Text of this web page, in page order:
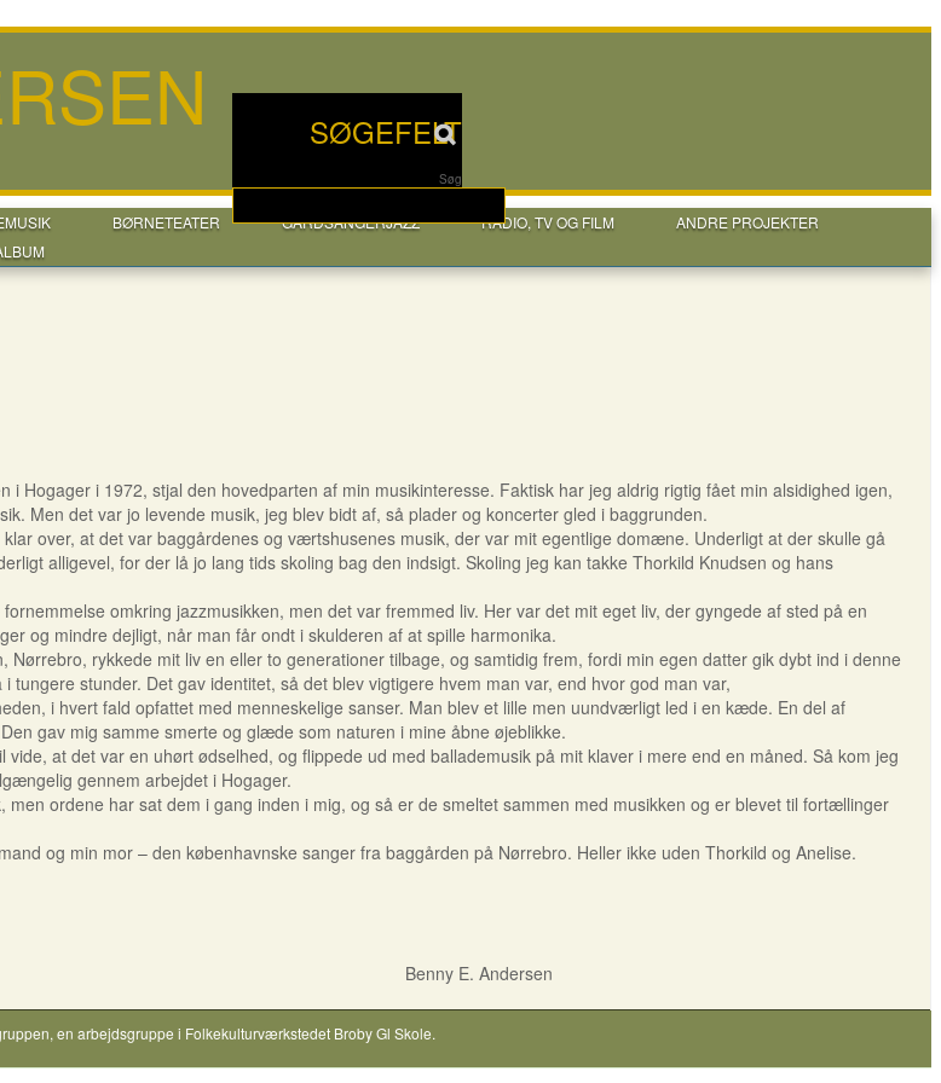
SØGEFELT
Søg
BØRNETEATER GÅRDSANGERJAZZ RADIO, TV OG FILM
ANDRE PROJEKTER
Hogager i 1972, stjal den hovedparten af min musikinteresse. Faktisk har jeg aldrig rigtig fået min alsidighed igen,
Men det var jo levende musik, jeg blev bidt af, så plader og koncerter gled i baggrunden.
at det var baggårdenes og værtshusenes musik, der var mit egentlige domæne. Underligt at der skulle gå
alligevel, for der lå jo lang tids skoling bag den indsigt. Skoling jeg kan takke Thorkild Knudsen og hans
omkring jazzmusikken, men det var fremmed liv. Her var det mit eget liv, der gyngede af sted på en
og mindre dejligt, når man får ondt i skulderen af at spille harmonika.
rykkede mit liv en eller to generationer tilbage, og samtidig frem, fordi min egen datter gik dybt ind i denne
stunder. Det gav identitet, så det blev vigtigere hvem man var, end hvor god man var,
fald opfattet med menneskelige sanser. Man blev et lille men uundværligt led i en kæde. En del af
gav mig samme smerte og glæde som naturen i mine åbne øjeblikke.
var en uhørt ødselhed, og flippede ud med ballademusik på mit klaver i mere end en måned. Så kom jeg
gennem arbejdet i Hogager.
har sat dem i gang inden i mig, og så er de smeltet sammen med musikken og er blevet til fortællinger
mor – den københavnske sanger fra baggården på Nørrebro. Heller ikke uden Thorkild og Anelise.
, en arbejdsgruppe i Folkekulturværkstedet Broby Gl Skole.